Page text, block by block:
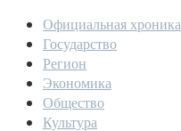
Официальная хроника
Государство
Регион
Экономика
Общество
Культура